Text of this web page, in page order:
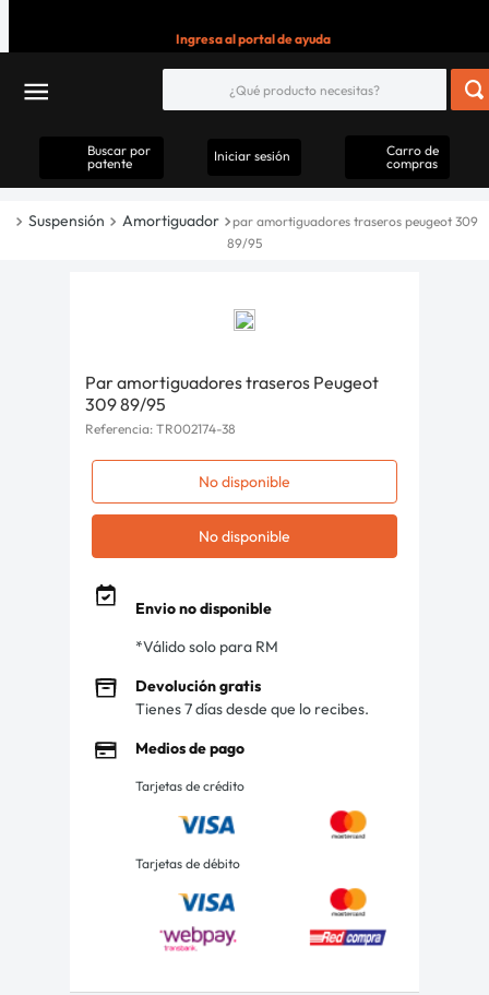
Ingresa al portal de ayuda
Buscar por
patente
Iniciar sesión
Carro de
compras
Suspensión Amortiguador
par amortiguadores traseros peugeot 309
89/95
Par amortiguadores traseros Peugeot
309 89/95
Referencia: TR002174-38
No disponible
No disponible
Envio no disponible
*Válido solo para RM
Devolución gratis
Tienes 7 días desde que lo recibes.
Medios de pago
Tarjetas de crédito
Tarjetas de débito